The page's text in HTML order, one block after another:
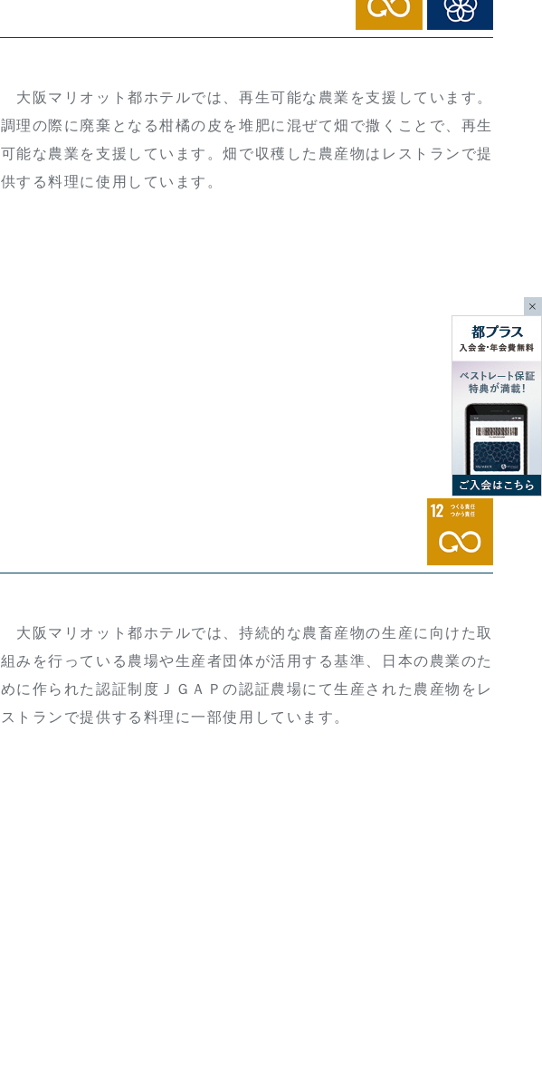
大阪マリオット都ホテルでは、再生可能な農業を支援しています。
調理の際に廃棄となる柑橘の皮を堆肥に混ぜて畑で撒くことで、再生
可能な農業を支援しています。畑で収穫した農産物はレストランで提
供する料理に使用しています。
大阪マリオット都ホテルでは、持続的な農畜産物の生産に向けた取
組みを行っている農場や生産者団体が活用する基準、日本の農業のた
めに作られた認証制度ＪＧＡＰの認証農場にて生産された農産物をレ
ストランで提供する料理に一部使用しています。